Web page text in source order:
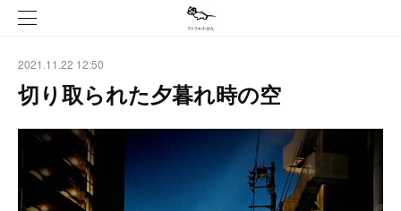
2021.11.22 12:50
切り取られた夕暮れ時の空